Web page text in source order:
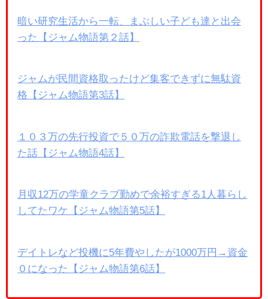
暗い研究生活から一転、まぶしい子ども達と出会
った【ジャム物語第２話】
ジャムが民間資格取ったけど集客できずに無駄資
格【ジャム物語第3話】
１０３万の先行投資で５０万の詐欺電話を撃退し
た話【ジャム物語4話】
月収12万の学童クラブ勤めで余裕すぎる1人暮らし
してたワケ【ジャム物語第5話】
デイトレなど投機に5年費やしたが1000万円→資金
０になった【ジャム物語第6話】